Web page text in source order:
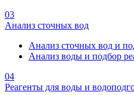
03
Анализ сточных вод
Анализ сточных вод и
Анализ воды и подбор
04
Реагенты для воды и